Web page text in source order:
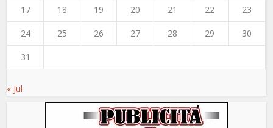
17 18 19 20 21 22 23
24 25 26 27 28 29 30
31
« Jul